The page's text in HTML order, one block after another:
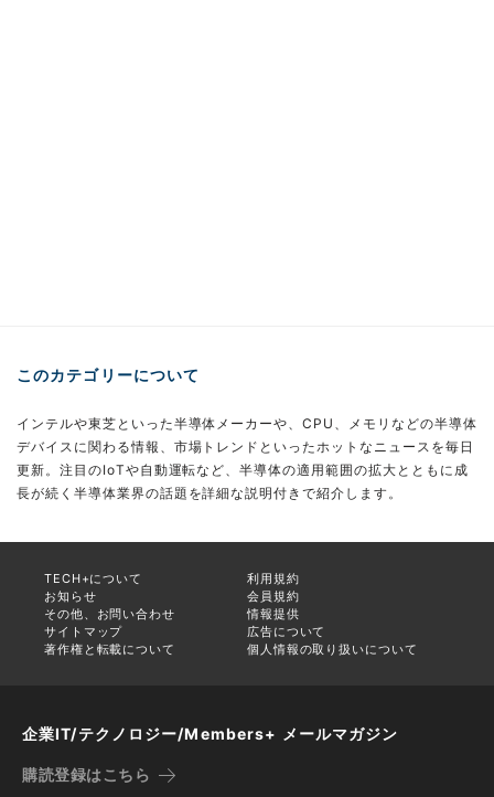
このカテゴリーについて
インテルや東芝といった半導体メーカーや、CPU、メモリなどの半導体
デバイスに関わる情報、市場トレンドといったホットなニュースを毎日
更新。注目のIoTや自動運転など、半導体の適用範囲の拡大とともに成
長が続く半導体業界の話題を詳細な説明付きで紹介します。
TECH+について
利用規約
お知らせ
会員規約
その他、お問い合わせ
情報提供
サイトマップ
広告について
著作権と転載について
個人情報の取り扱いについて
企業IT/テクノロジー/Members+ メールマガジン
購読登録はこちら